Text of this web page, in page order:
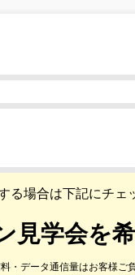
る場合は下記にチェ
見学会を
・データ通信量はお客様ご